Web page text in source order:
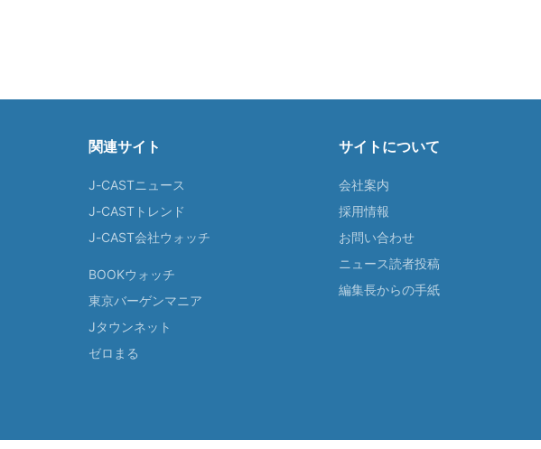
関連サイト
J-CASTニュース
J-CASTトレンド
J-CAST会社ウォッチ
BOOKウォッチ
東京バーゲンマニア
Jタウンネット
ゼロまる
サイトについて
会社案内
採用情報
お問い合わせ
ニュース読者投稿
編集長からの手紙